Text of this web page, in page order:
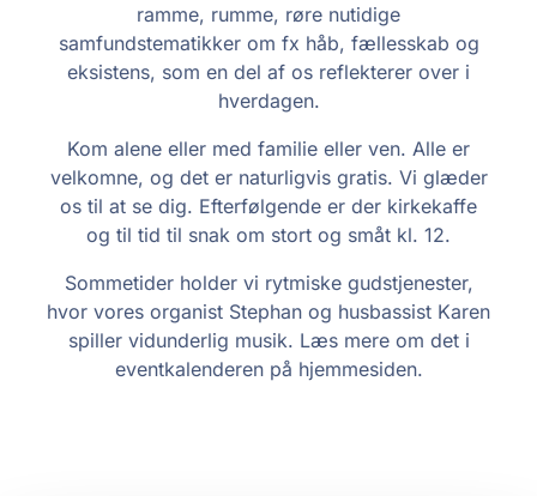
ramme, rumme, røre nutidige
samfundstematikker om fx håb, fællesskab og
eksistens, som en del af os reflekterer over i
hverdagen.
Kom alene eller med familie eller ven. Alle er
velkomne, og det er naturligvis gratis. Vi glæder
os til at se dig. Efterfølgende er der kirkekaffe
og til tid til snak om stort og småt kl. 12.
Sommetider holder vi rytmiske gudstjenester,
hvor vores organist Stephan og husbassist Karen
spiller vidunderlig musik. Læs mere om det i
eventkalenderen på hjemmesiden.